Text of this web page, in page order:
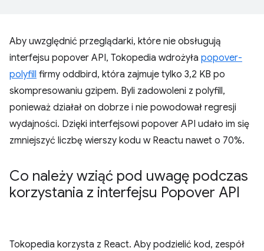
Aby uwzględnić przeglądarki, które nie obsługują
interfejsu popover API, Tokopedia wdrożyła popover-
polyfill firmy oddbird, która zajmuje tylko 3,2 KB po
skompresowaniu gzipem. Byli zadowoleni z polyfill,
ponieważ działał on dobrze i nie powodował regresji
wydajności. Dzięki interfejsowi popover API udało im się
zmniejszyć liczbę wierszy kodu w Reactu nawet o 70%.
Co należy wziąć pod uwagę podczas
korzystania z interfejsu Popover API
Tokopedia korzysta z React. Aby podzielić kod, zespół